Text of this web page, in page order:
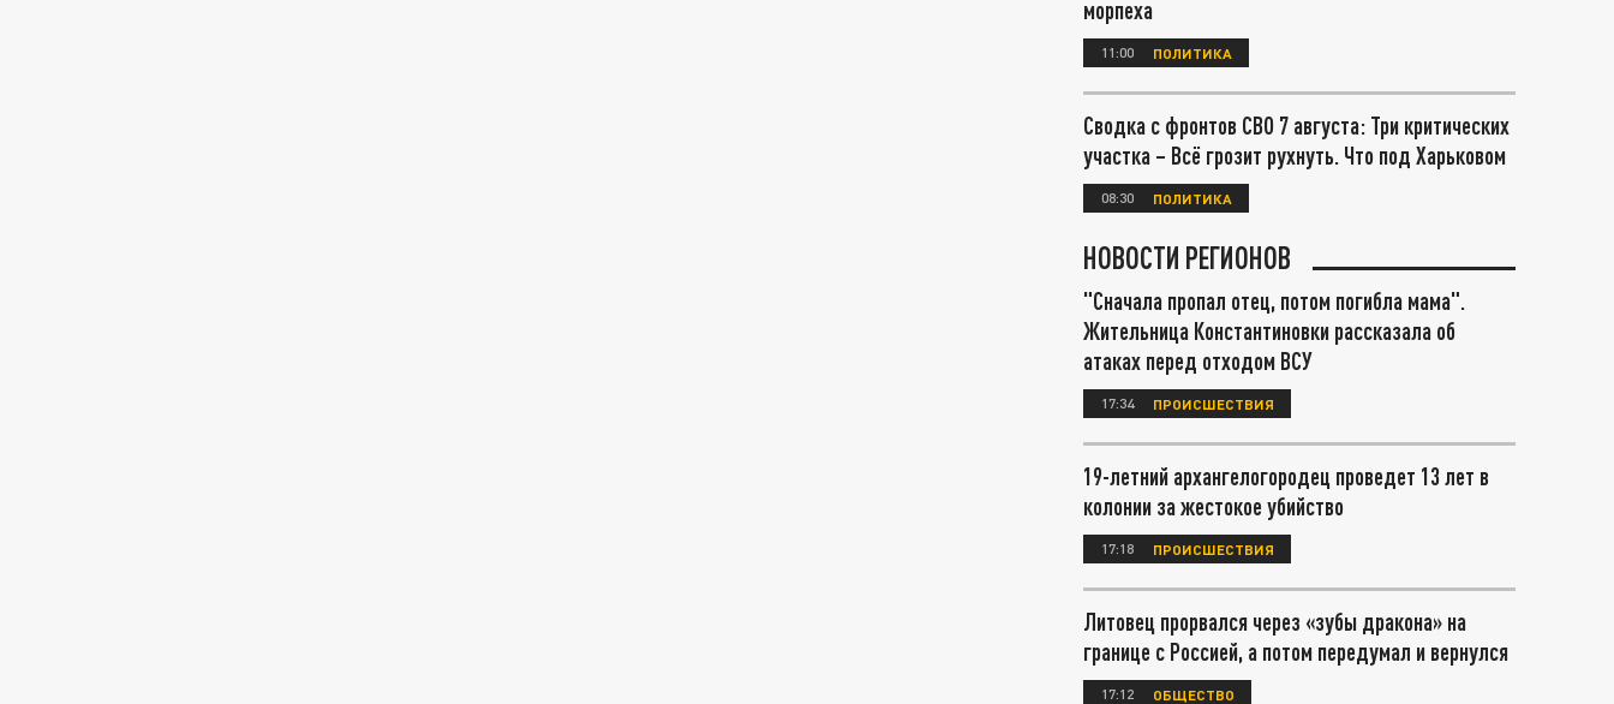
морпеха
11:00 ПОЛИТИКА
Сводка с фронтов СВО 7 августа: Три критических
участка – Всё грозит рухнуть. Что под Харьковом
08:30 ПОЛИТИКА
НОВОСТИ РЕГИОНОВ
"Сначала пропал отец, потом погибла мама".
Жительница Константиновки рассказала об
атаках перед отходом ВСУ
17:34 ПРОИСШЕСТВИЯ
19-летний архангелогородец проведет 13 лет в
колонии за жестокое убийство
17:18 ПРОИСШЕСТВИЯ
Литовец прорвался через «зубы дракона» на
границе с Россией, а потом передумал и вернулся
17:12 ОБЩЕСТВО